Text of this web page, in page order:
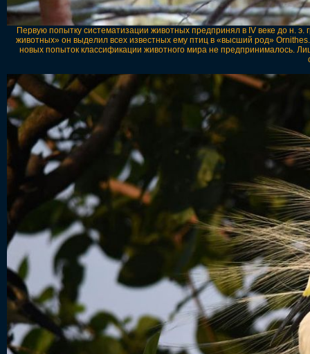
Первую попытку систематизации животных предпринял в IV веке до н.
животных» он выделил всех известных ему птиц в «высший род»
новых попыток классификации животного мира не предпринималось.